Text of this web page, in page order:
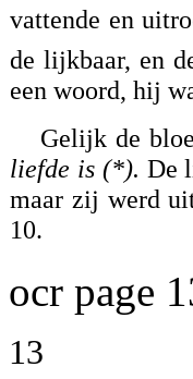
vattende en
de lijkbaar, en
een woord, hij
Gelijk de
liefde is (*). De
maar zij werd
10.
ocr page
13